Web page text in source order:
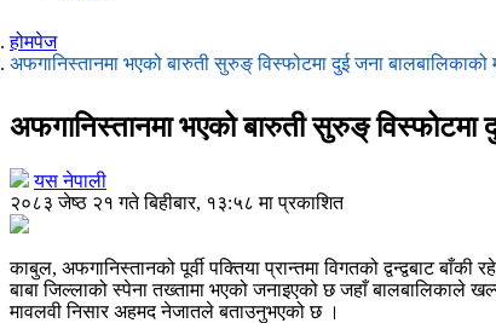
होमपेज
अफगानिस्तानमा भएको बारुती सुरुङ् विस्फोटमा दुई जना बालबालिकाको
अफगानिस्तानमा भएको बारुती सुरुङ् विस्फोटमा
यस नेपाली
२०८३ जेष्ठ २१ गते बिहीबार, १३:५८ मा प्रकाशित
काबुल, अफगानिस्तानको पूर्वी पक्तिया प्रान्तमा विगतको द्वन्द्वबाट
बाबा जिल्लाको स्पेना तख्तामा भएको जनाइएको छ जहाँ बालबालिकाले
मावलवी निसार अहमद नेजातले बताउनुभएको छ ।